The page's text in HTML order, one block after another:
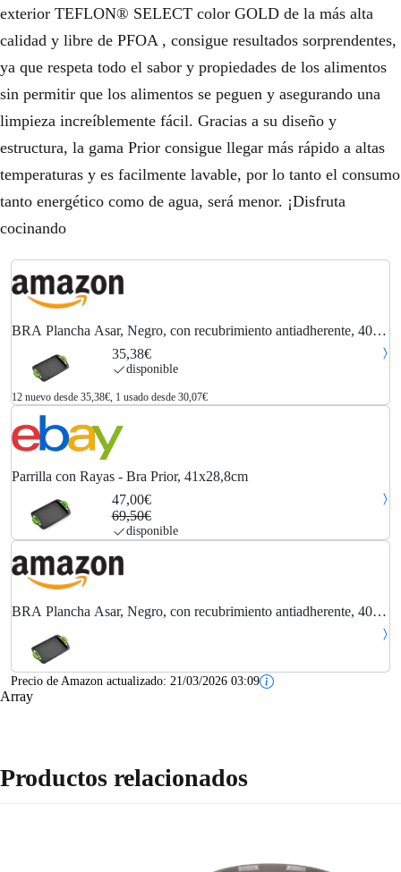
exterior TEFLON® SELECT color GOLD de la más alta
calidad y libre de PFOA , consigue resultados sorprendentes,
ya que respeta todo el sabor y propiedades de los alimentos
sin permitir que los alimentos se peguen y asegurando una
limpieza increíblemente fácil. Gracias a su diseño y
estructura, la gama Prior consigue llegar más rápido a altas
temperaturas y es facilmente lavable, por lo tanto el consumo
tanto energético como de agua, será menor. ¡Disfruta
cocinando
BRA Plancha Asar, Negro, con recubrimiento antiadherente, 40
35,38€
disponible
12 nuevo desde 35,38€, 1 usado desde 30,07€
Parrilla con Rayas - Bra Prior, 41x28,8cm
47,00€
69,50€
disponible
BRA Plancha Asar, Negro, con recubrimiento antiadherente, 40
Precio de Amazon actualizado: 21/03/2026 03:09
Array
Productos relacionados